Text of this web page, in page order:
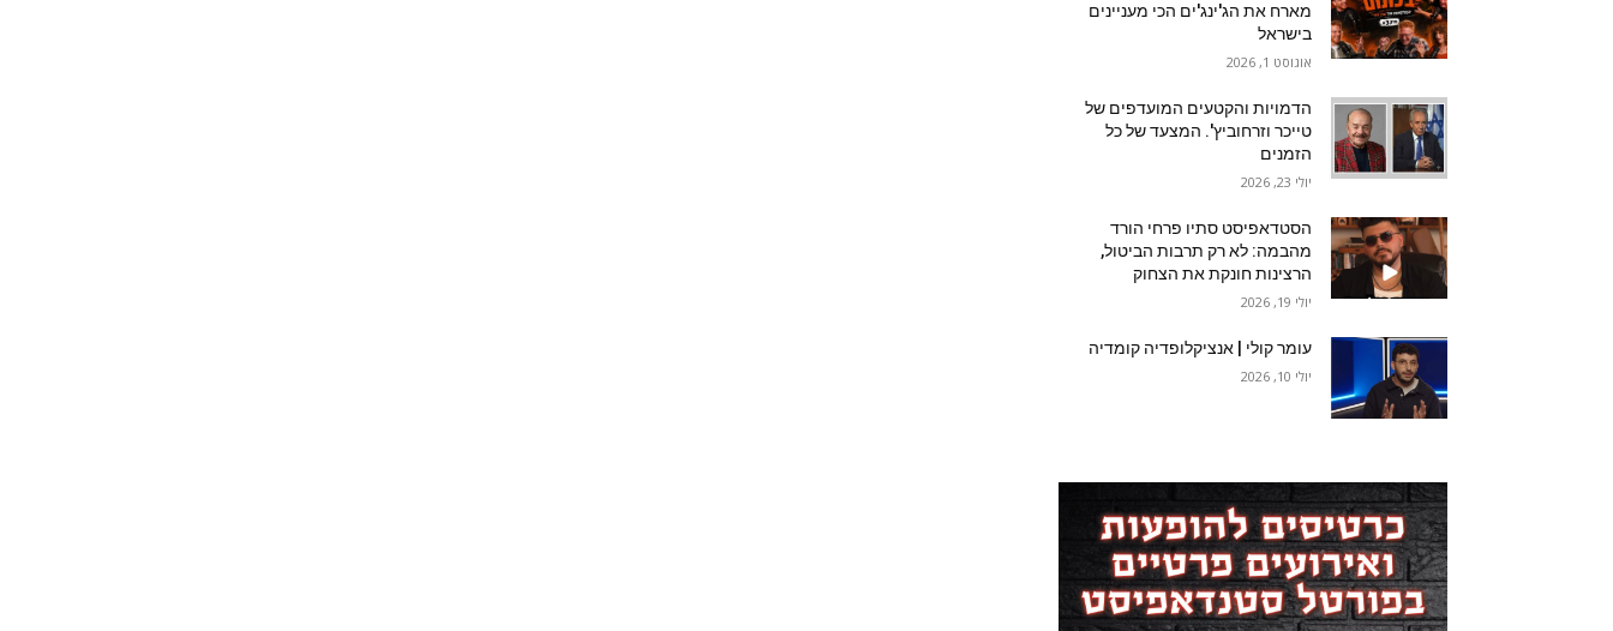
מארח את הג'ינג'ים הכי מעניינים
בישראל
אוגוסט 1, 2026
הדמויות והקטעים המועדפים של
טייכר וזרחוביץ'. המצעד של כל
הזמנים
יולי 23, 2026
הסטדאפיסט סתיו פרחי הורד
מהבמה: לא רק תרבות הביטול,
הרצינות חונקת את הצחוק
יולי 19, 2026
עומר קולי | אנציקלופדיה קומדיה
יולי 10, 2026